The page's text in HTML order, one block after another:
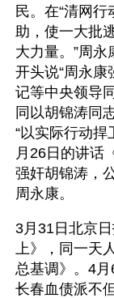
民。在“清网
助，使一大批
大力量。”周永
开头说“周永
记等中央领导
同以胡锦涛同
“以实际行动捍
月26日的讲话
强奸胡锦涛，
周永康。
3月31日北京
上》，同一天
总基调》。4
长春血债派不